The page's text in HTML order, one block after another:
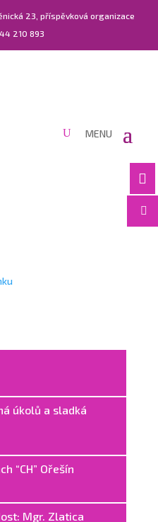
23, příspěvková organizace
210 893


úkolů a sladká
“CH” Ořešín
Mgr. Zlatica